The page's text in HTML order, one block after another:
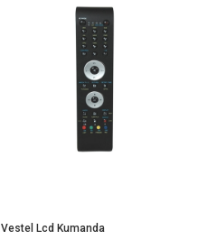
Vestel Lcd Kumanda